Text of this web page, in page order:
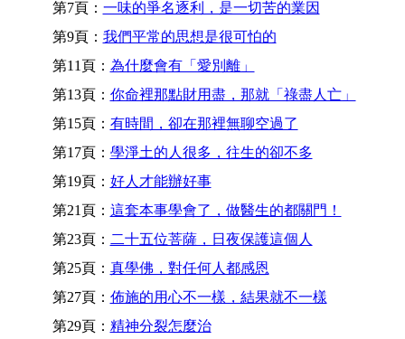
第7頁： 一味的爭名逐利，是一切苦的業因
第9頁： 我們平常的思想是很可怕的
第11頁： 為什麼會有「愛別離」
第13頁： 你命裡那點財用盡，那就「祿盡人亡」
第15頁： 有時間，卻在那裡無聊空過了
第17頁： 學淨土的人很多，往生的卻不多
第19頁： 好人才能辦好事
第21頁： 這套本事學會了，做醫生的都關門！
第23頁： 二十五位菩薩，日夜保護這個人
第25頁： 真學佛，對任何人都感恩
第27頁： 佈施的用心不一樣，結果就不一樣
第29頁： 精神分裂怎麼治